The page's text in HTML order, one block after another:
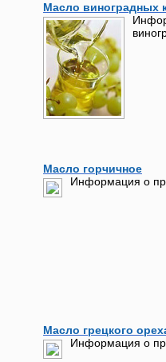
Масло виноградных
Масло горчичное
Информация о
Масло грецкого
Информация о